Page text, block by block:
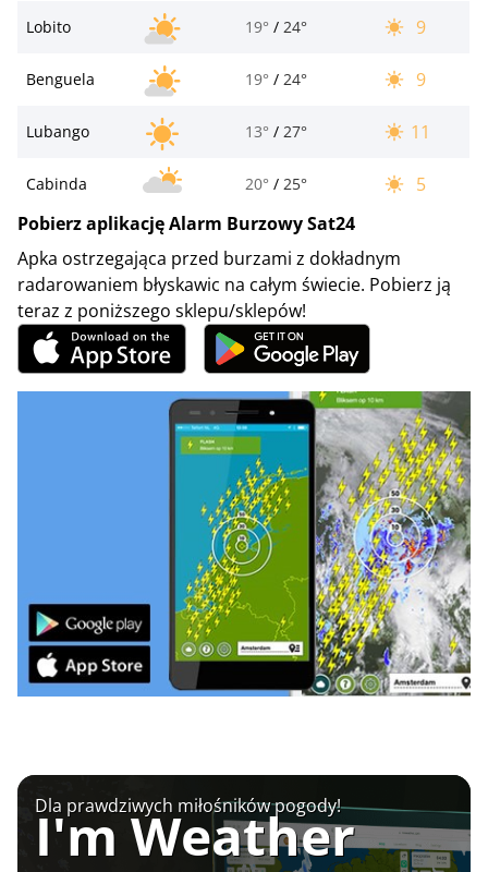
Lobito 19° / 24° 9
Benguela 19° / 24° 9
Lubango 13° / 27° 11
Cabinda 20° / 25°
5
Pobierz aplikację Alarm Burzowy Sat24
Apka ostrzegająca przed burzami z dokładnym
radarowaniem błyskawic na całym świecie. Pobierz ją
teraz z poniższego sklepu/sklepów!
Dla prawdziwych miłośników pogody!
I'm Weather